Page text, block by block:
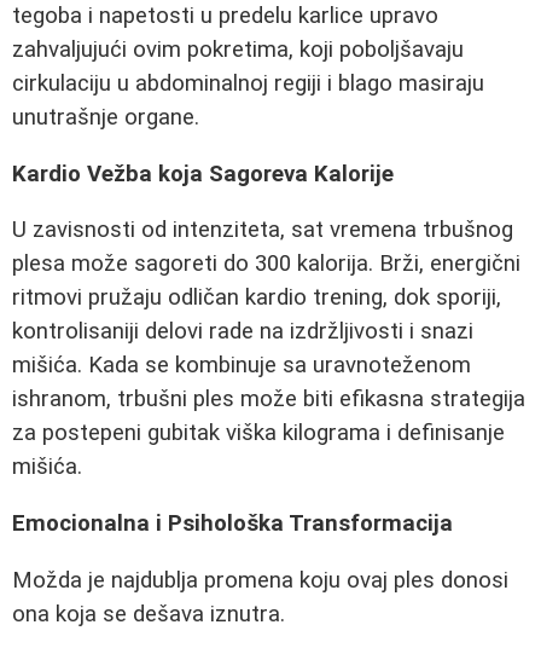
tegoba i napetosti u predelu karlice upravo
zahvaljujući ovim pokretima, koji poboljšavaju
cirkulaciju u abdominalnoj regiji i blago masiraju
unutrašnje organe.
Kardio Vežba koja Sagoreva Kalorije
U zavisnosti od intenziteta, sat vremena trbušnog
plesa može sagoreti do 300 kalorija. Brži, energični
ritmovi pružaju odličan kardio trening, dok sporiji,
kontrolisaniji delovi rade na izdržljivosti i snazi
mišića. Kada se kombinuje sa uravnoteženom
ishranom, trbušni ples može biti efikasna strategija
za postepeni gubitak viška kilograma i definisanje
mišića.
Emocionalna i Psihološka Transformacija
Možda je najdublja promena koju ovaj ples donosi
ona koja se dešava iznutra.